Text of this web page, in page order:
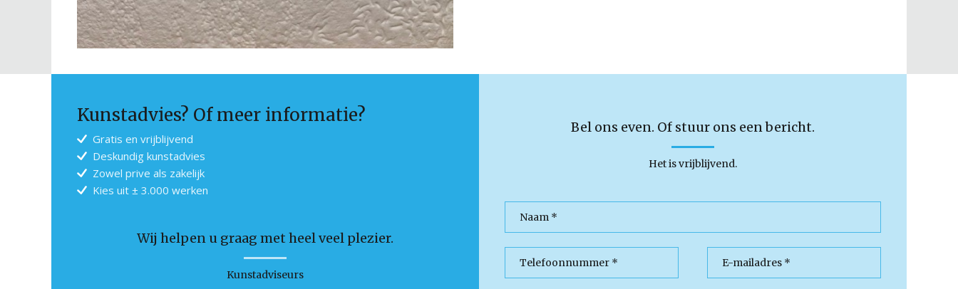
Kunstadvies? Of meer informatie?
Gratis en vrijblijvend
Deskundig kunstadvies
Zowel prive als zakelijk
Kies uit ± 3.000 werken
Wij helpen u graag met heel veel plezier.
Kunstadviseurs
Bel ons even. Of stuur ons een bericht.
Het is vrijblijvend.